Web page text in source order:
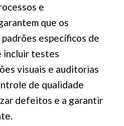
e
que os
específicos de
incluir testes
visuais e auditorias
de qualidade
defeitos e a garantir